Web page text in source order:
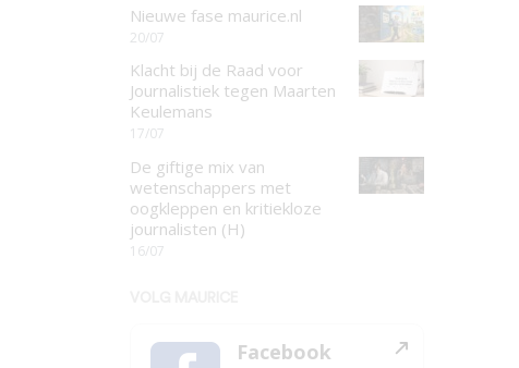
Nieuwe fase maurice.nl
20/07
Klacht bij de Raad voor
Journalistiek tegen Maarten
Keulemans
17/07
De giftige mix van
wetenschappers met
oogkleppen en kritiekloze
journalisten (H)
16/07
Facebook